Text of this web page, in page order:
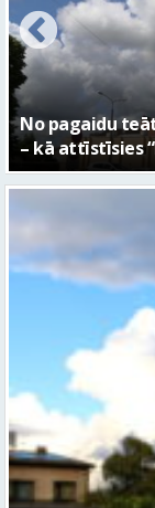
teātra līdz
“Kurtuve”